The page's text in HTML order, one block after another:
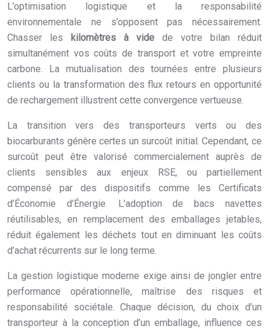
L’optimisation logistique et la responsabilité
environnementale ne s’opposent pas nécessairement.
Chasser les
kilomètres à vide de votre bilan réduit
simultanément vos coûts de transport et votre empreinte
carbone. La mutualisation des tournées entre plusieurs
clients ou la transformation des flux retours en opportunité
de rechargement illustrent cette convergence vertueuse.
La transition vers des transporteurs verts ou des
biocarburants génère certes un surcoût initial. Cependant, ce
surcoût peut être valorisé commercialement auprès de
clients sensibles aux enjeux RSE, ou partiellement
compensé par des dispositifs comme les Certificats
d’Économie d’Énergie. L’adoption de bacs navettes
réutilisables, en remplacement des emballages jetables,
réduit également les déchets tout en diminuant les coûts
d’achat récurrents sur le long terme.
La gestion logistique moderne exige ainsi de jongler entre
performance opérationnelle, maîtrise des risques et
responsabilité sociétale. Chaque décision, du choix d’un
transporteur à la conception d’un emballage, influence ces